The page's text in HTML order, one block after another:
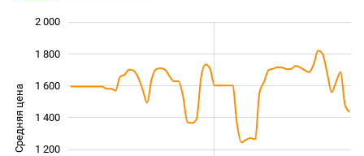
Средняя цена 1 000
1 200
1 400
1 600
1 800
2 000